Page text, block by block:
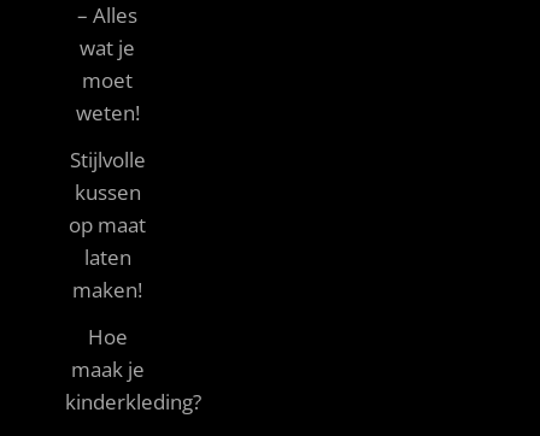
– Alles
wat je
moet
weten!
Stijlvolle
kussen
op maat
laten
maken!
Hoe
maak je
kinderkleding?